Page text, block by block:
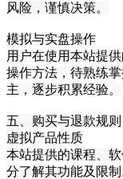
风险，谨慎决策。
模拟与实盘操作
用户在使用本站提
操作方法，待熟练
主，逐步积累经验。
五、购买与退款规则
虚拟产品性质
本站提供的课程、
分了解其功能及限